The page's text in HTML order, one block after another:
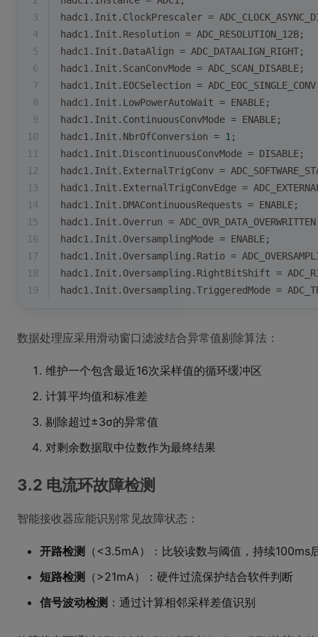
3
hadc1.Init.ClockPrescaler =
4
hadc1.Init.Resolution = ADC_RESOLUTION_12B;
5
hadc1.Init.DataAlign = ADC_DATAALIGN_RIGHT;
6
hadc1.Init.ScanConvMode = ADC_SCAN_DISABLE;
7
hadc1.Init.EOCSelection =
8
hadc1.Init.LowPowerAutoWait = ENABLE;
9
hadc1.Init.ContinuousConvMode = ENABLE;
10
hadc1.Init.NbrOfConversion = 1 ;
11
hadc1.Init.DiscontinuousConvMode = DISABLE;
12
hadc1.Init.ExternalTrigConv =
13
hadc1.Init.ExternalTrigConvEdge =
14
hadc1.Init.DMAContinuousRequests = ENABLE;
15
hadc1.Init.Overrun =
16
hadc1.Init.OversamplingMode = ENABLE;
17
hadc1.Init.Oversampling.Ratio =
18
hadc1.Init.Oversampling.RightBitShift =
19
hadc1.Init.Oversampling.TriggeredMode =
数据处理应采用滑动窗口滤波结合异常值剔除算法：
维护一个包含最近16次采样值的循环缓冲区
计算平均值和标准差
剔除超过±3σ的异常值
对剩余数据取中位数作为最终结果
3.2 电流环故障检测
智能接收器应能识别常见故障状态：
开路检测
（<3.5mA）：比较读数与阈值，持续100ms
短路检测
（>21mA）：硬件过流保护结合软件判断
信号波动检测 ：通过计算相邻采样差值识别